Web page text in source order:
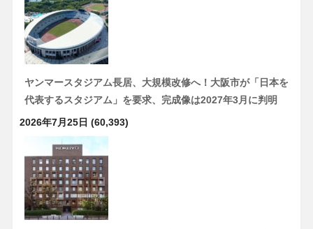
ヤンマースタジアム長居、大規模改修へ！大阪市が「日本を
代表するスタジアム」を要求、完成像は2027年3月に判明
2026年7月25日 (60,393)